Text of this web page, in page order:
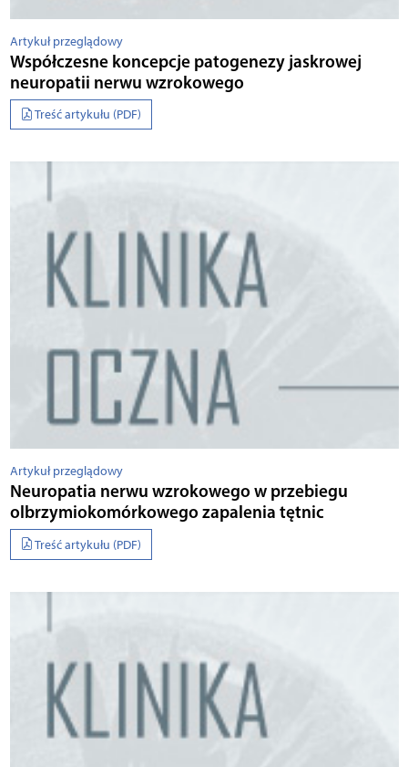
Artykuł przeglądowy
Współczesne koncepcje patogenezy jaskrowej
neuropatii nerwu wzrokowego
Treść artykułu (PDF)
Artykuł przeglądowy
Neuropatia nerwu wzrokowego w przebiegu
olbrzymiokomórkowego zapalenia tętnic
Treść artykułu (PDF)